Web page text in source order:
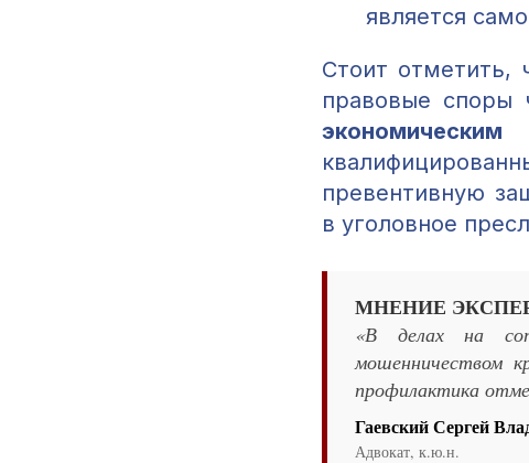
является
Стоит отметить,
правовые споры
экономическим
превентивную
в уголовное
МНЕНИЕ
«В делах на
мошенничеством
профилактика
Гаевский Сергей
Адвокат, к.ю.н.